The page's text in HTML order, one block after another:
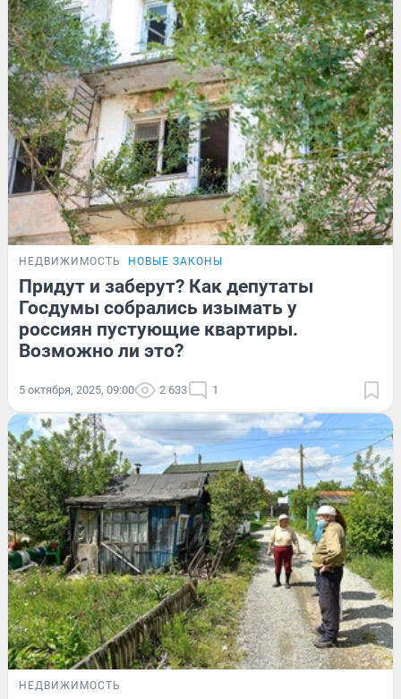
НЕДВИЖИМОСТЬ НОВЫЕ ЗАКОНЫ
Придут и заберут? Как депутаты
Госдумы собрались изымать у
россиян пустующие квартиры.
Возможно ли это?
5 октября, 2025, 09:00 2 633 1
НЕДВИЖИМОСТЬ